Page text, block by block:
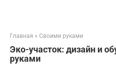
Главная » Своими руками
Эко-участок: дизайн и
руками